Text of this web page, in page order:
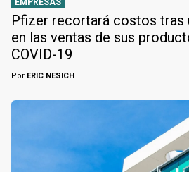
EMPRESAS
Pfizer recortará costos tras
en las ventas de sus
COVID-19
Por ERIC NESICH